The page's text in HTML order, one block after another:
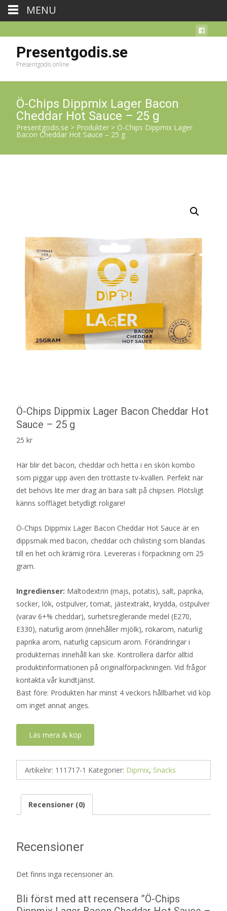
Presentgodis.se
Presentgodis online
Ö-Chips Dippmix Lager Bacon
Cheddar Hot Sauce – 25 g
Presentgodis.se > Produkter > Ö-Chips Dippmix Lager
Bacon Cheddar Hot Sauce – 25 g
Ö-Chips Dippmix Lager Bacon Cheddar Hot
Sauce – 25 g
25 kr
Här blir det bacon, cheddar och hetta i en skön kombo
som piggar upp även den tröttaste tv-kvällen. Perfekt när
det behövs lite mer drag än bara salt på chipsen. Plötsligt
känns soffläget betydligt roligare!
Ö-Chips Dippmix Lager Bacon Cheddar Hot Sauce är en
dippsmak med bacon, cheddar och chilisting som blandas
till en het och krämig röra. Levereras i förpackning om 25
gram.
Ingredienser: Maltodextrin (majs, potatis), salt, paprika,
socker, lök, ostpulver, tomat, jästextrakt, krydda, ostpulver
(varav 6+% cheddar), surhetsreglerande medel (E270,
E330), naturlig arom (innehåller mjölk), rökarom, naturlig
paprika arom, naturlig capsicum arom. Förändringar i
produkternas innehåll kan ske. Kontrollera därför alltid
produktinformationen på originalförpackningen. Vid frågor
kontakta vår kundtjänst.
Bäst före: Produkten har minst 4 veckors hållbarhet vid köp
om inget annat anges.
Läs mera & köp
Artikelnr: 111717-1 Kategorier: Dipmix, Snacks
Recensioner (0)
Recensioner
Det finns inga recensioner än.
Bli först med att recensera ”Ö-Chips
MENU